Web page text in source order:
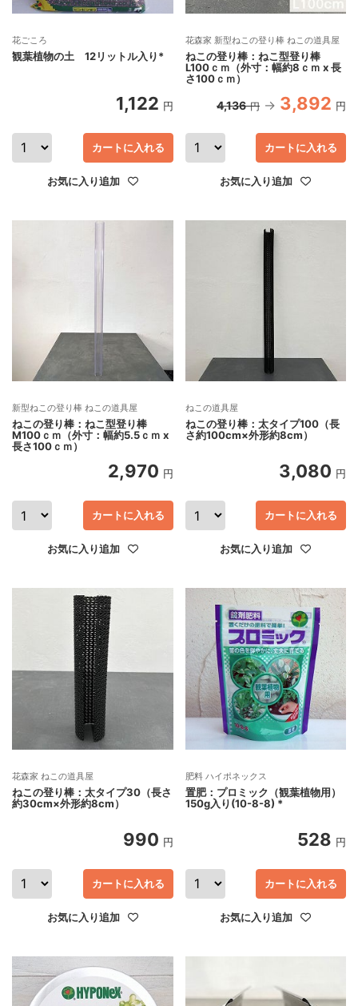
花ごころ
観葉植物の土 12リットル入り*
1,122 円
カートに入れる
お気に入り追加
花森家 新型ねこの登り棒 ねこの道具屋
ねこの登り棒：ねこ型登り棒
L100ｃｍ（外寸：幅約8ｃｍ x 長
さ100ｃｍ）
4,136 円 3,892 円
カートに入れる
お気に入り追加
新型ねこの登り棒 ねこの道具屋
ねこの登り棒：ねこ型登り棒
M100ｃｍ（外寸：幅約5.5ｃｍ x
長さ100ｃｍ）
2,970 円
カートに入れる
お気に入り追加
ねこの道具屋
ねこの登り棒：太タイプ100（長
さ約100cm×外形約8cm）
3,080 円
カートに入れる
お気に入り追加
花森家 ねこの道具屋
ねこの登り棒：太タイプ30（長さ
約30cm×外形約8cm）
990 円
カートに入れる
お気に入り追加
肥料 ハイポネックス
置肥：プロミック（観葉植物用）
150g入り(10-8-8) *
528 円
カートに入れる
お気に入り追加